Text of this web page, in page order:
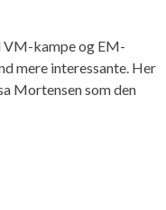
VM-kampe og EM-
mere interessante. Her
Mortensen som den